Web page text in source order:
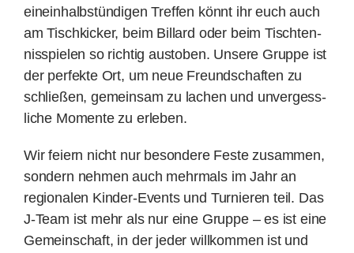
ein­einhalb­stün­di­gen Treffen könnt ihr euch auch
am Tisch­kicker, beim Billard oder beim Tisch­ten­
nis­spielen so richtig austoben. Unsere Gruppe ist
der perfekte Ort, um neue Freund­schaf­ten zu
schließen, gemeinsam zu lachen und un­vergess­
liche Momente zu erleben.
Wir feiern nicht nur besondere Feste zusammen,
sondern nehmen auch mehrmals im Jahr an
regionalen Kinder-Events und Turnie­ren teil. Das
J-Team ist mehr als nur eine Gruppe – es ist eine
Gemein­schaft, in der jeder will­kom­men ist und